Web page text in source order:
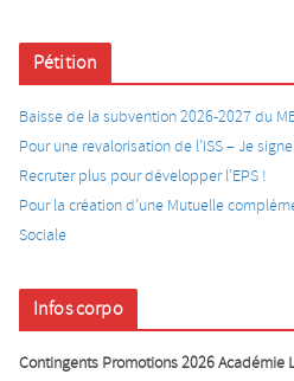
Pétition
Baisse de la subvention 2026-2027 du
Pour une revalorisation de l’ISS – Je
Recruter plus pour développer l’EPS !
Pour la création d’une Mutuelle
Sociale
Infos corpo
Contingents Promotions 2026 Académie